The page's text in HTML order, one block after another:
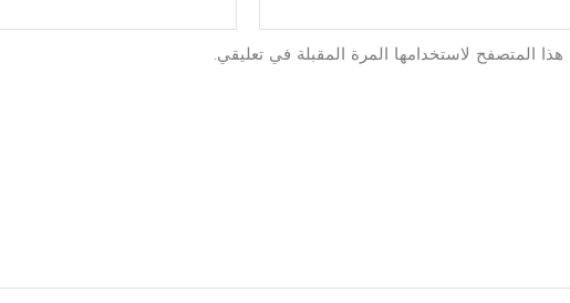
المتصفح لاستخدامها المرة المقبلة في تعليقي.